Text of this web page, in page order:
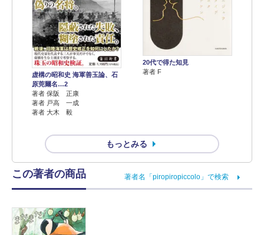
虚構の昭和史 海軍善玉論、石
原莞爾名…2
著者 保阪 正康
著者 戸高 一成
著者 大木 毅
20代で得た知見
著者 F
もっとみる
この著者の商品 著者名「piropiropiccolo」で検索